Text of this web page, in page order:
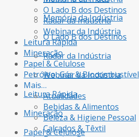
Memória da Indústria
O Lado B dos Destinos
Radar da Indústria
Webinar da Indústria
Leitura Rápida
Mineração
Papel & Celulose
O Lado B dos Destinos
Radar da Indústria
Webinar da Indústria
Leitura Rápida
Mineração
Papel & Celulose
Petróleo, Gás & Biocombustível
Mais…
Atualidades
Bebidas & Alimentos
Beleza & Higiene Pessoal
Calçados & Têxtil